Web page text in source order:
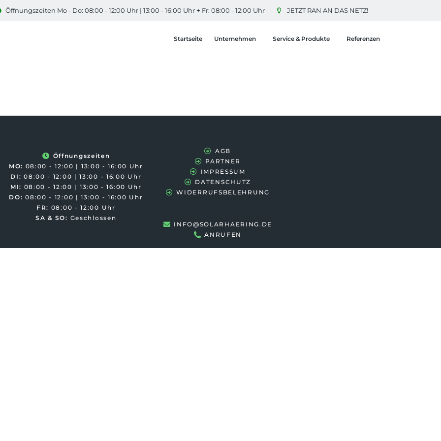
Öffnungszeiten Mo - Do: 08:00 - 12:00 Uhr | 13:00 - 16:00 Uhr+ Fr: 08:00 - 12:00 Uhr JETZT RAN AN DAS NETZ!
Startseite Unternehmen Service & Produkte Referenzen
Öffnungszeiten
MO: 08:00 - 12:00 | 13:00 - 16:00 Uhr
DI: 08:00 - 12:00 | 13:00 - 16:00 Uhr
MI: 08:00 - 12:00 | 13:00 - 16:00 Uhr
DO: 08:00 - 12:00 | 13:00 - 16:00 Uhr
FR: 08:00 - 12:00 Uhr
SA & SO: Geschlossen
AGB
PARTNER
IMPRESSUM
DATENSCHUTZ
WIDERRUFSBELEHRUNG
INFO@SOLARHAERING.DE
ANRUFEN